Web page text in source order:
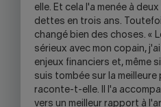
elle. Et cela l'a menée à
dettes en trois ans.
changé bien des choses. «
sérieux avec mon copain,
enjeux financiers et, même
suis tombée sur la meilleure
raconte-t-elle. Il l'a
vers un meilleur rapport à